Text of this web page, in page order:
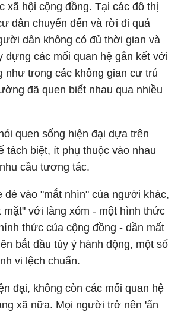
xã hội cộng đồng. Tại các đô thị
dân chuyển đến và rời đi quá
dân không có đủ thời gian và
dựng các mối quan hệ gắn kết với
như trong các không gian cư trú
đã quen biết nhau qua nhiều
quen sống hiện đại dựa trên
tách biệt, ít phụ thuộc vào nhau
cầu tương tác.
dè vào "mắt nhìn" của người khác,
mặt" với làng xóm - một hình thức
thức của cộng đồng - dần mất
bắt đầu tùy ý hành động, một số
vi lệch chuẩn.
đại, không còn các mối quan hệ
xã nữa. Mọi người trở nên 'ẩn